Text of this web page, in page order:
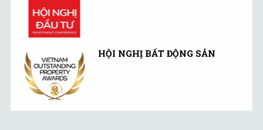
HỘI NGHỊ BẤT ĐỘNG SẢN